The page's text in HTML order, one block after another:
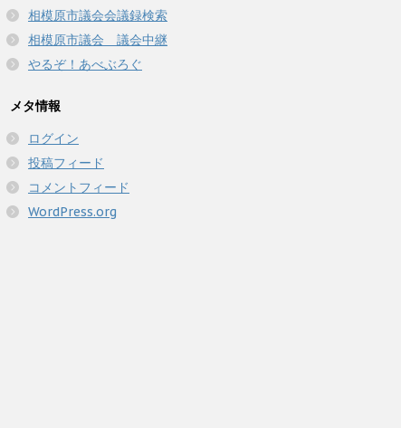
相模原市議会会議録検索
相模原市議会 議会中継
やるぞ！あべぶろぐ
メタ情報
ログイン
投稿フィード
コメントフィード
WordPress.org